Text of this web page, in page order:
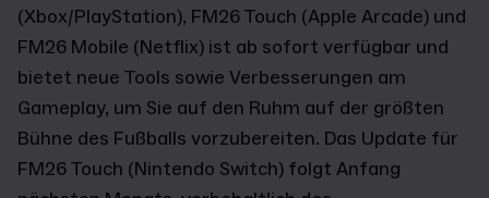
(Xbox/PlayStation), FM26 Touch (Apple Arcade) und
FM26 Mobile (Netflix) ist ab sofort verfügbar und
bietet neue Tools sowie Verbesserungen am
Gameplay, um Sie auf den Ruhm auf der größten
Bühne des Fußballs vorzubereiten. Das Update für
FM26 Touch (Nintendo Switch) folgt Anfang